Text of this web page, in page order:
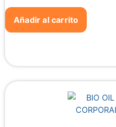
Añadir al carrito